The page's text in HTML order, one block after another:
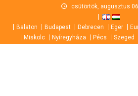
content
csütörtök, augusztus
Balaton Budapest Debrecen Eger
Miskolc
Nyíregyháza Pécs Szeged